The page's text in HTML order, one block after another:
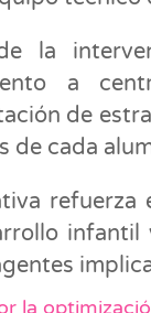
la
a
de
de cada
la